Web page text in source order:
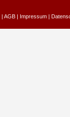
| AGB | Impressum |